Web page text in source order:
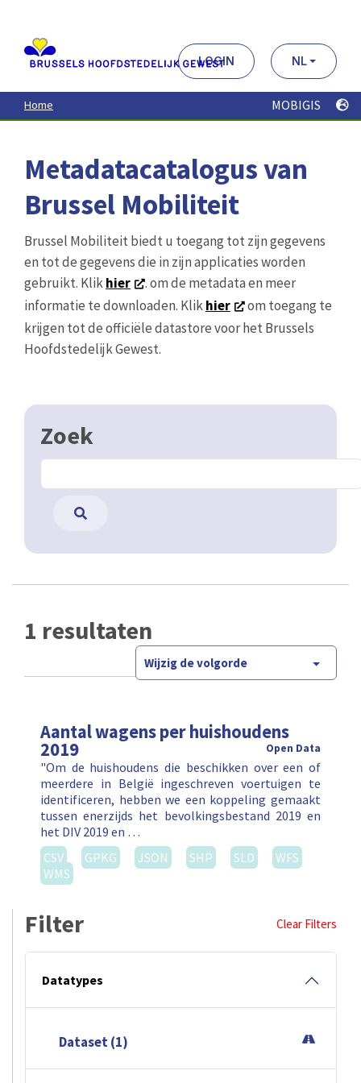
contenu
principal
LOGIN NL
Home MOBIGIS
Metadatacatalogus van
Brussel Mobiliteit
Brussel Mobiliteit biedt u toegang tot zijn gegevens
en tot de gegevens die in zijn applicaties worden
gebruikt. Klikhier
. om de metadata en meer
informatie te downloaden. Klikhier
om toegang te
krijgen tot de officiële datastore voor het Brussels
Hoofdstedelijk Gewest.
Zoek
1 resultaten
Wijzig de volgorde
Aantal wagens per huishoudens
2019 Open Data
"Om de huishoudens die beschikken over een of
meerdere in België ingeschreven voertuigen te
identificeren, hebben we een koppeling gemaakt
tussen enerzijds het bevolkingsbestand 2019 en
het DIV 2019 en …
CSV
GPKG JSON SHP SLD
WFS
WMS
Filter Clear Filters
Datatypes
Dataset (1)